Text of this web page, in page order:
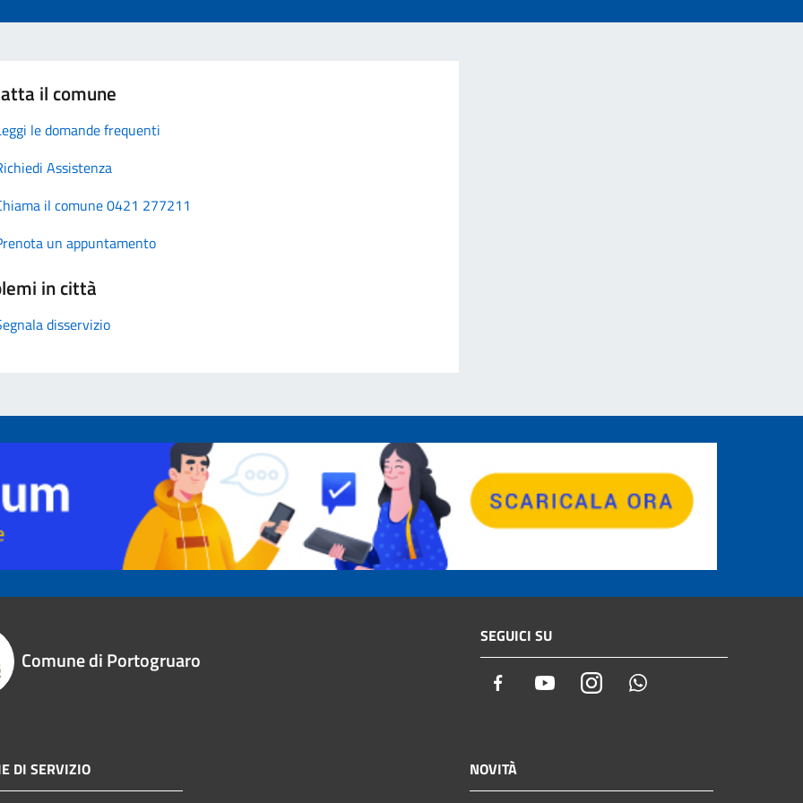
il comune
le domande frequenti
Assistenza
il comune 0421 277211
un appuntamento
in città
disservizio
Comune di Portogruaro
SEGUICI SU
Facebook YoutubeInstagram
DI SERVIZIO NOVITÀ